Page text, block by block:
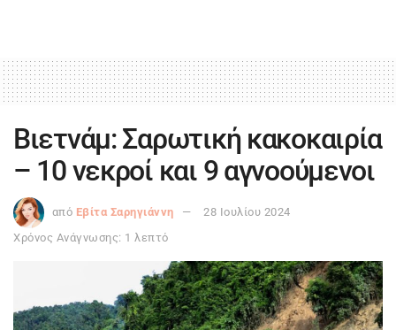
Βιετνάμ: Σαρωτική κακοκαιρία
– 10 νεκροί και 9 αγνοούμενοι
από Εβίτα Σαρηγιάννη
28 Ιουλίου 2024
Χρόνος Ανάγνωσης: 1 λεπτό